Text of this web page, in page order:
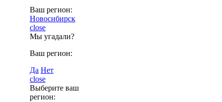
Ваш регион:
Новосибирск
close
Мы угадали?
Ваш регион:
Да Нет
close
Выберите ваш
регион: